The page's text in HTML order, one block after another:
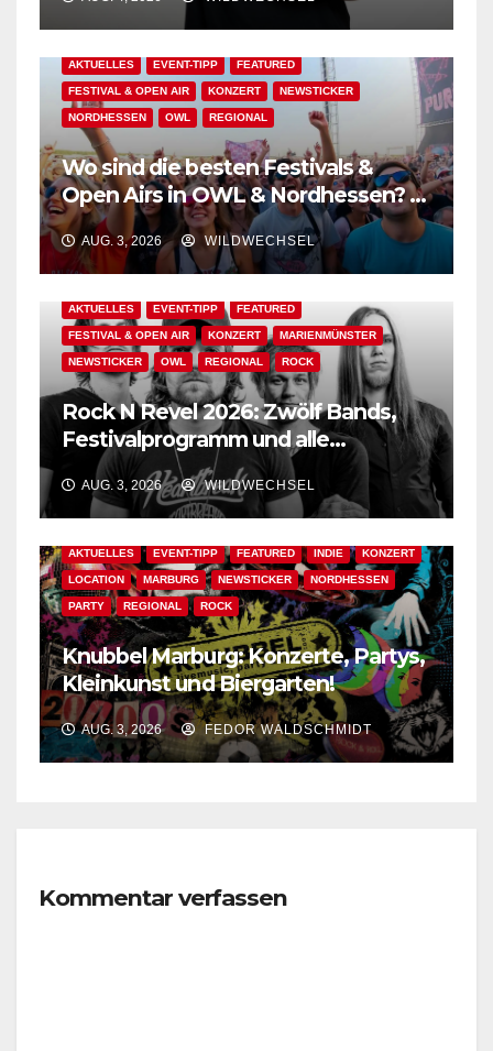
AKTUELLES EVENT-TIPP FEATURED
FESTIVAL & OPEN AIR KONZERT NEWSTICKER
NORDHESSEN OWL REGIONAL
Wo sind die besten Festivals &
Open Airs in OWL & Nordhessen? –
Der Ww-Festival-Planer!
AUG. 3, 2026 WILDWECHSEL
AKTUELLES EVENT-TIPP FEATURED
FESTIVAL & OPEN AIR KONZERT MARIENMÜNSTER
NEWSTICKER OWL REGIONAL ROCK
Rock N Revel 2026: Zwölf Bands,
Festivalprogramm und alle
wichtigen Informationen!
AUG. 3, 2026 WILDWECHSEL
AKTUELLES EVENT-TIPP FEATURED INDIE KONZERT
LOCATION MARBURG NEWSTICKER NORDHESSEN
PARTY REGIONAL ROCK
Knubbel Marburg: Konzerte, Partys,
Kleinkunst und Biergarten!
AUG. 3, 2026 FEDOR WALDSCHMIDT
Kommentar verfassen